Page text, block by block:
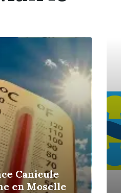
Canicule
en Moselle